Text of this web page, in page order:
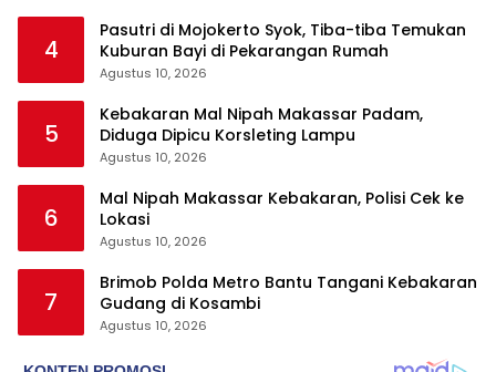
4
Pasutri di Mojokerto Syok, Tiba-tiba Temukan
Kuburan Bayi di Pekarangan Rumah
Agustus 10, 2026
5
Kebakaran Mal Nipah Makassar Padam,
Diduga Dipicu Korsleting Lampu
Agustus 10, 2026
6
Mal Nipah Makassar Kebakaran, Polisi Cek ke
Lokasi
Agustus 10, 2026
7
Brimob Polda Metro Bantu Tangani Kebakaran
Gudang di Kosambi
Agustus 10, 2026